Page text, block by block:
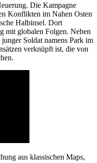
Die Kampagne
Konflikten im Nahen Osten
Halbinsel. Dort
mit globalen Folgen. Neben
Soldat namens Park im
verknüpft ist, die von
aus klassischen Maps,